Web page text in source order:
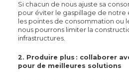
Si chacun de nous ajuste sa
pour éviter le gaspillage de
les pointes de consommation ou
nous pourrons limiter la
infrastructures.
2. Produire plus : collaborer
pour de meilleures solutions